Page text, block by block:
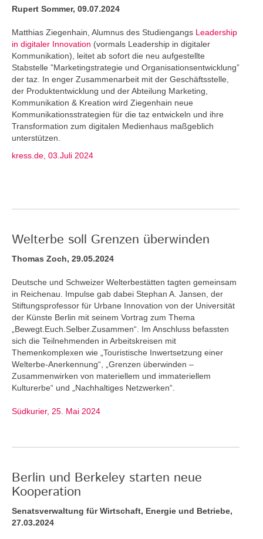
Rupert Sommer, 09.07.2024
Matthias Ziegenhain, Alumnus des Studiengangs Leadership
in digitaler Innovation (vormals Leadership in digitaler
Kommunikation), leitet ab sofort die neu aufgestellte
Stabstelle ”Marketingstrategie und Organisationsentwicklung”
der taz. In enger Zusammenarbeit mit der Geschäftsstelle,
der Produktentwicklung und der Abteilung Marketing,
Kommunikation & Kreation wird Ziegenhain neue
Kommunikationsstrategien für die taz entwickeln und ihre
Transformation zum digitalen Medienhaus maßgeblich
unterstützen.
kress.de, 03.Juli 2024
Welterbe soll Grenzen überwinden
Thomas Zoch, 29.05.2024
Deutsche und Schweizer Welterbestätten tagten gemeinsam
in Reichenau. Impulse gab dabei Stephan A. Jansen, der
Stiftungsprofessor für Urbane Innovation von der Universität
der Künste Berlin mit seinem Vortrag zum Thema
„Bewegt.Euch.Selber.Zusammen“. Im Anschluss befassten
sich die Teilnehmenden in Arbeitskreisen mit
Themenkomplexen wie „Touristische Inwertsetzung einer
Welterbe-Anerkennung“, „Grenzen überwinden –
Zusammenwirken von materiellem und immateriellem
Kulturerbe“ und „Nachhaltiges Netzwerken“.
Südkurier, 25. Mai 2024
Berlin und Berkeley starten neue
Kooperation
Senatsverwaltung für Wirtschaft, Energie und Betriebe,
27.03.2024